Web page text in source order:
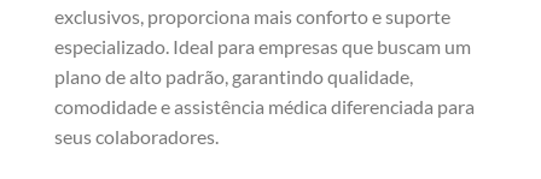
exclusivos, proporciona mais conforto e suporte
especializado. Ideal para empresas que buscam um
plano de alto padrão, garantindo qualidade,
comodidade e assistência médica diferenciada para
seus colaboradores.